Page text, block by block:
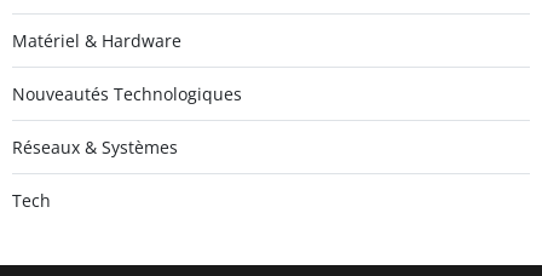
Matériel & Hardware
Nouveautés Technologiques
Réseaux & Systèmes
Tech